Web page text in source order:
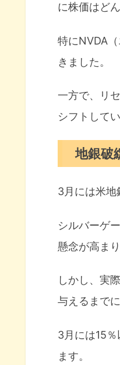
に株価はど
特にNVDA
きました。
一方で、リ
シフトして
地銀破
3月には米地
シルバーゲ
懸念が高ま
しかし、実
与えるまで
3月には15
ます。